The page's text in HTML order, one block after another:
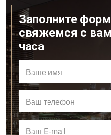
Заполните
свяжемся с
часа